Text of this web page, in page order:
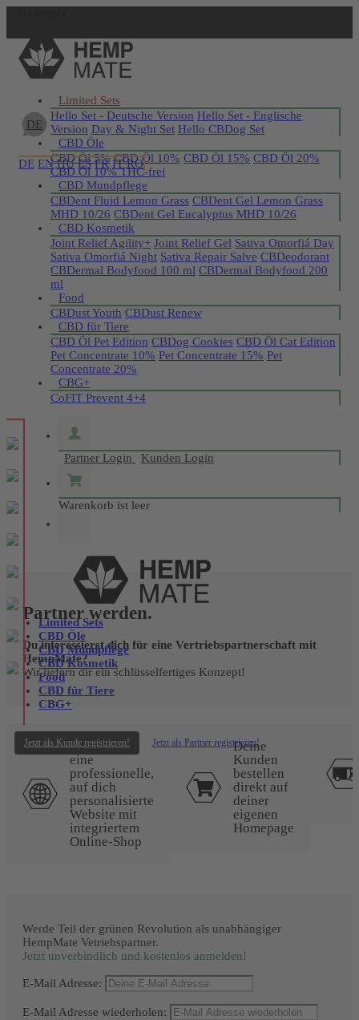
Jetzt registrieren
DE
DE EN HU ES FR IT RO
Limited Sets
Hello Set - Deutsche Version Hello Set - Englische
Version Day & Night Set Hello CBDog Set
CBD Öle
CBD Öl 5% CBD Öl 10% CBD Öl 15% CBD Öl 20%
CBD Öl 10% THC-frei
CBD Mundpflege
CBDent Fluid Lemon Grass CBDent Gel Lemon Grass
MHD 10/26 CBDent Gel Eucalyptus MHD 10/26
CBD Kosmetik
Joint Relief Agility+ Joint Relief Gel Sativa Omorfiá Day
Sativa Omorfiá Night Sativa Repair Salve CBDeodorant
CBDermal Bodyfood 100 ml CBDermal Bodyfood 200
ml
Food
CBDust Youth CBDust Renew
CBD für Tiere
CBD Öl Pet Edition CBDog Cookies CBD Öl Cat Edition
Pet Concentrate 10% Pet Concentrate 15% Pet
Concentrate 20%
CBG+
CoFIT Prevent 4+4
Partner Login Kunden Login
Warenkorb ist leer
Limited Sets
CBD Öle
CBD Mundpflege
CBD Kosmetik
Food
CBD für Tiere
CBG+
Jetzt als Kunde registrieren! Jetzt als Partner registrieren!
Partner werden.
Du interessierst dich für eine Vertriebspartnerschaft mit
HempMate?
Wir liefern dir ein schlüsselfertiges Konzept!
Du erhältst
eine
professionelle,
auf dich
personalisierte
Website mit
integriertem
Online-Shop
Deine
Kunden
bestellen
direkt auf
deiner
eigenen
Homepage
Werde Teil der grünen Revolution als unabhängiger
HempMate Vetriebspartner.
Jetzt unverbindlich und kostenlos anmelden!
E-Mail Adresse
E-Mail Adresse wiederholen